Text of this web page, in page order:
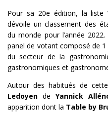
Pour sa 20e édition, la liste
dévoile un classement des
du monde pour l’année
panel de votant composé de
dusecteur de la
gastronomiques et
Autour des habitués de
Ledoyen deYannick
apparition dont la Table by